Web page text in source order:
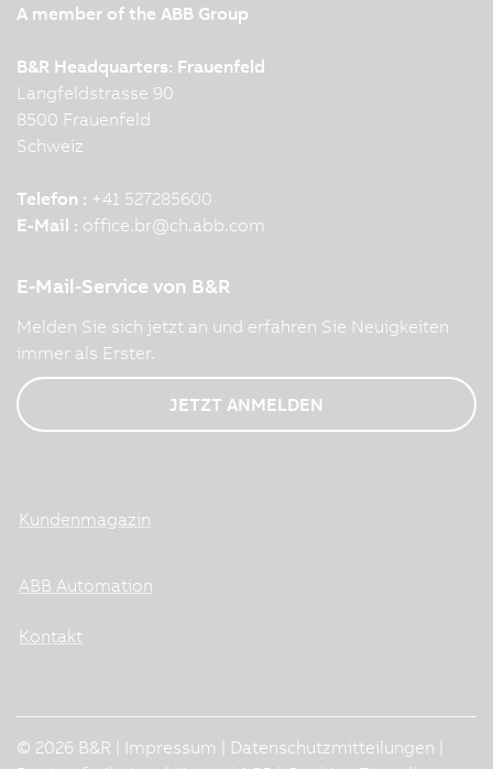
A member of the ABB Group
B&R Headquarters: Frauenfeld
Langfeldstrasse 90
8500 Frauenfeld
Schweiz
Telefon : +41 527285600
E-Mail : office.br@ch.abb.com
E-Mail-Service von B&R
Melden Sie sich jetzt an und erfahren Sie Neuigkeiten
immer als Erster.
JETZT ANMELDEN
Kundenmagazin
ABB Automation
Kontakt
© 2026 B&R | Impressum Datenschutzmitteilungen